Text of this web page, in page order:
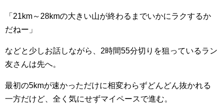
「21km～28kmの大きい山が終わるまでいかにラクするか
だねー」
などと少しお話しながら、2時間55分切りを狙っているラン
友さんは先へ。
最初の5kmが速かっただけに相変わらずどんどん抜かれる
一方だけど、全く気にせずマイペースで進む。